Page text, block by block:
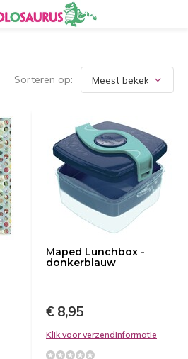
Sorteren op:
Maped Lunchbox -
donkerblauw
€ 8,95
Klik voor verzendinformatie